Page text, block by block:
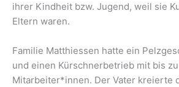
ihrer Kindheit bzw. Jugend, weil sie
Eltern waren.
Familie Matthiessen hatte ein
und einen Kürschnerbetrieb mit bis
Mitarbeiter*innen. Der Vater kreierte